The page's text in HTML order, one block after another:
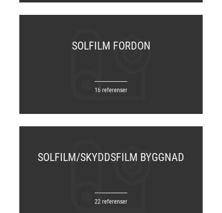
SOLFILM FORDON
16 referenser
SOLFILM/SKYDDSFILM BYGGNAD
22 referenser